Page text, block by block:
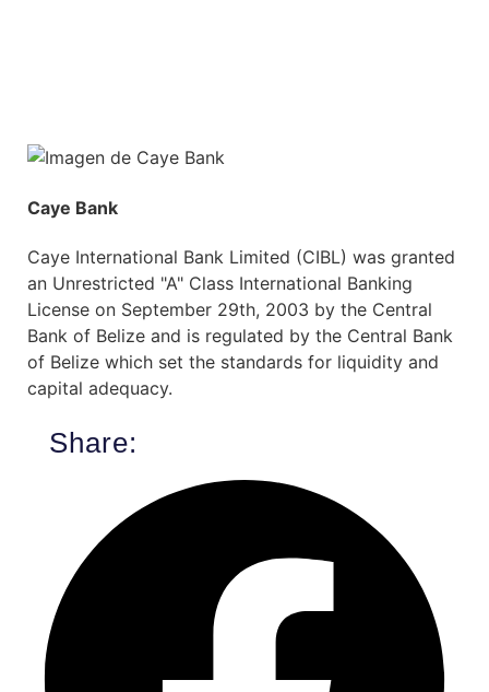
Caye Bank
Caye International Bank Limited (CIBL) was granted
an Unrestricted "A" Class International Banking
License on September 29th, 2003 by the Central
Bank of Belize and is regulated by the Central Bank
of Belize which set the standards for liquidity and
capital adequacy.
Share: